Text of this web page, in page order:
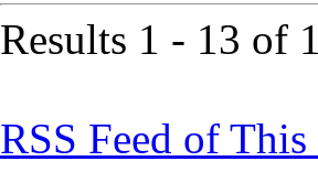
Results 1 - 13 of
RSS Feed of This